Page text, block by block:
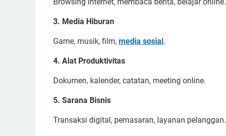
3. Media Hiburan
Game, musik, film, media sosial.
4. Alat Produktivitas
Dokumen, kalender, catatan, meeting online.
5. Sarana Bisnis
Transaksi digital, pemasaran, layanan pelanggan.